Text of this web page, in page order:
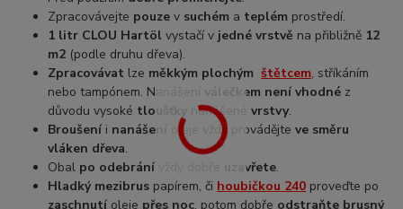
Zpracovávejte pouze v suchém a teplém prostředí.
1 litr CLOU Hartöl vystačí v jedné vrstvě na přibližně 12
m2 (podle druhu dřeva).
Zpracovávat lze měkkým plochýmštětcem, stříkáním
nebo tampónem. Nanášení
válečkem není vhodné z
důvodu vysoké tloušťky nanášenévrstvy.
Broušení i nanášení oleje vždy provádějteve směru
vláken dřeva.
Obal po odebrání uzavřete.
Hladký mezibrus papírem, či houbičkou 240 proveďte po
zaschnutí oleje přes noc, potom dobře odstraňte brusný